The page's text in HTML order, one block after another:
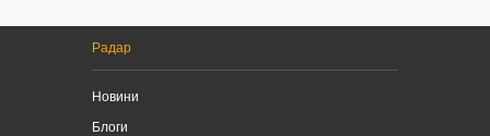
Радар
Новини
Блоги